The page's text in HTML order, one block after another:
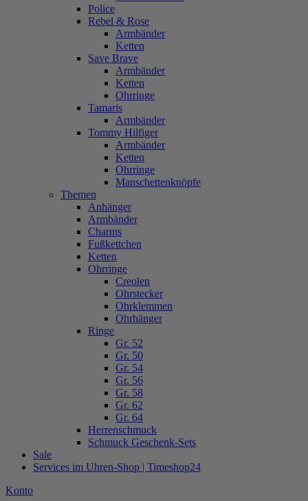
Police
Rebel & Rose
Armbänder
Ketten
Save Brave
Armbänder
Ketten
Ohrringe
Tamaris
Armbänder
Tommy Hilfiger
Armbänder
Ketten
Ohrringe
Manschettenknöpfe
Themen
Anhänger
Armbänder
Charms
Fußkettchen
Ketten
Ohrringe
Creolen
Ohrstecker
Ohrklemmen
Ohrhänger
Ringe
Gr. 52
Gr. 50
Gr. 54
Gr. 56
Gr. 58
Gr. 62
Gr. 64
Herrenschmuck
Schmuck Geschenk-Sets
Sale
Services im Uhren-Shop | Timeshop24
Konto